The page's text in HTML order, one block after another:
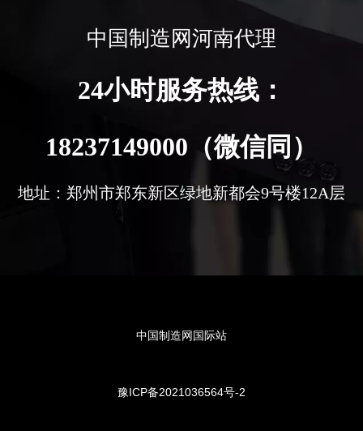
中国制造网河南代理
24小时服务热线：
18237149000（微信同）
地址：郑州市郑东新区绿地新都会9号楼12A层
中国制造网国际站
豫ICP备2021036564号-2